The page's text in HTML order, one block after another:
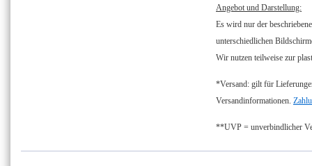
Angebot und Darstellung:
Es wird nur der
unterschiedlichen
Wir nutzen teilweise zur
*Versand: gilt für
Versandinformationen.
**UVP = unverbindlicher